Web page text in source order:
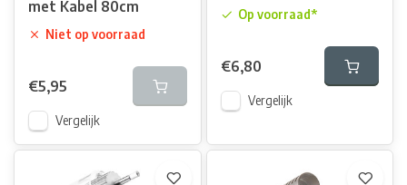
met Kabel 80cm
Niet op voorraad
€5,95
Vergelijk
Op voorraad*
€6,80
Vergelijk